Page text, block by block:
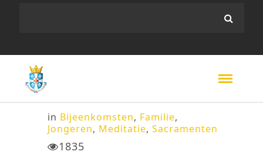
in Bijeenkomsten, Familie,
Jongeren, Meditatie,Sacramenten
1835